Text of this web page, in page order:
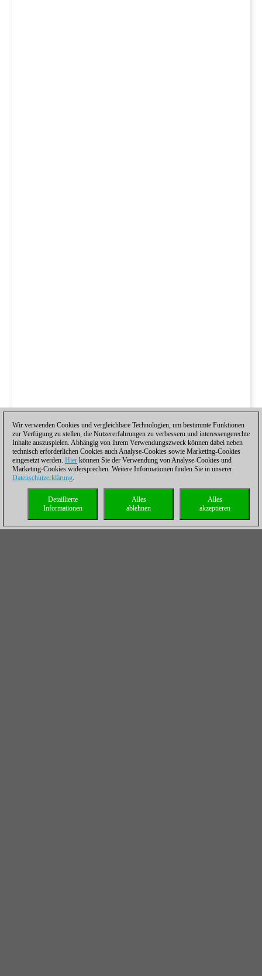
Wir verwenden Cookies und vergleichbare Technologien, um bestimmte Funktionen
zur Verfügung zu stellen, die Nutzererfahrungen zu verbessern und interessengerechte
Inhalte auszuspielen. Abhängig von ihrem Verwendungszweck können dabei neben
technisch erforderlichen Cookies auch Analyse-Cookies sowie Marketing-Cookies
eingesetzt werden. Hier können Sie der Verwendung von Analyse-Cookies und
Marketing-Cookies widersprechen. Weitere Informationen finden Sie in unserer
Datenschutzerklärung.
Alles
akzeptieren
Alles
ablehnen
Detaillierte
Informationen